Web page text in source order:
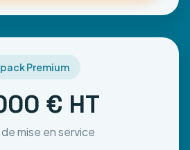
pack Premium
€ HT
de mise en service